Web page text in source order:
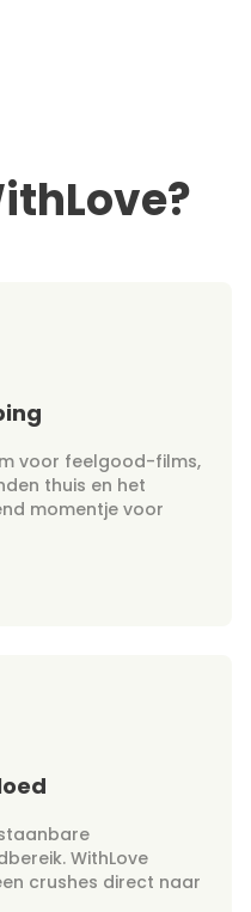
voor feelgood-films,
thuis en het
momentje voor
WithLove
crushes direct naar